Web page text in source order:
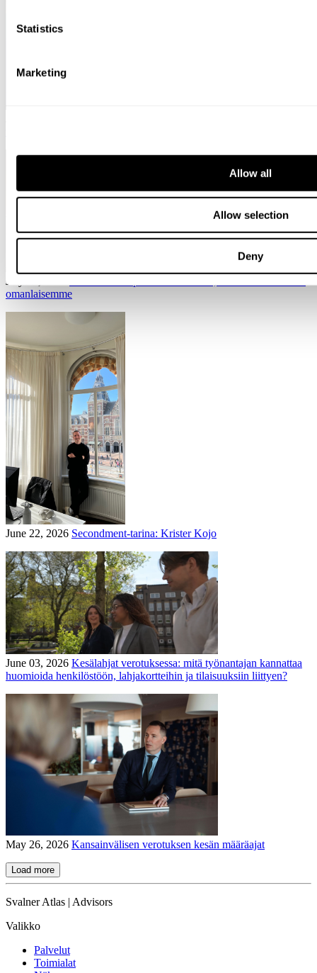
Statistics
Marketing
Allow all
Allow selection
Deny
July 03, 2026
omanlaisemme
June 22, 2026 Secondment-tarina: Krister Kojo
June 03, 2026 Kesälahjat verotuksessa: mitä työnantajan kannattaa
huomioida henkilöstöön, lahjakortteihin ja tilaisuuksiin liittyen?
May 26, 2026 Kansainvälisen verotuksen kesän määräajat
Load more
Svalner Atlas | Advisors
Valikko
Palvelut
Toimialat